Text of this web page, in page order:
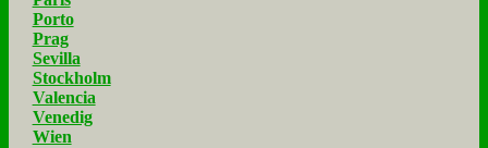
Porto
Prag
Sevilla
Stockholm
Valencia
Venedig
Wien